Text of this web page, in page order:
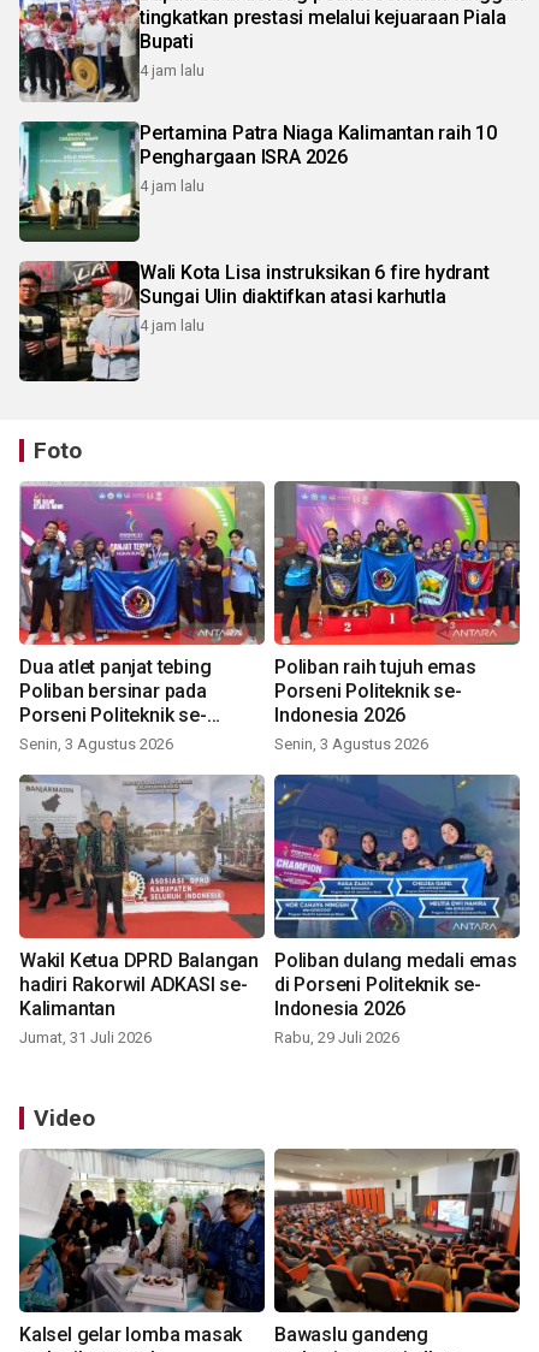
tingkatkan prestasi melalui kejuaraan Piala
Bupati
4 jam lalu
Pertamina Patra Niaga Kalimantan raih 10
Penghargaan ISRA 2026
4 jam lalu
Wali Kota Lisa instruksikan 6 fire hydrant
Sungai Ulin diaktifkan atasi karhutla
4 jam lalu
Foto
Dua atlet panjat tebing
Poliban bersinar pada
Porseni Politeknik se-
Indonesia 2026
Senin, 3 Agustus 2026
Poliban raih tujuh emas
Porseni Politeknik se-
Indonesia 2026
Senin, 3 Agustus 2026
Wakil Ketua DPRD Balangan
hadiri Rakorwil ADKASI se-
Kalimantan
Jumat, 31 Juli 2026
Poliban dulang medali emas
di Porseni Politeknik se-
Indonesia 2026
Rabu, 29 Juli 2026
Video
Kalsel gelar lomba masak
Bawaslu gandeng